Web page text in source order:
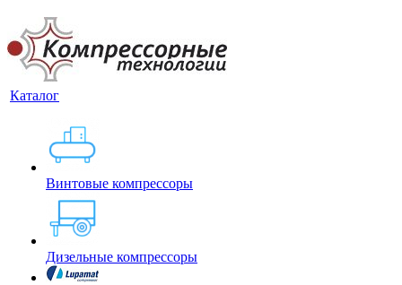
Каталог
Винтовые компрессоры
Дизельные компрессоры